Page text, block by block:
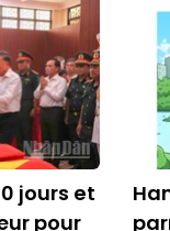
jours et
pour